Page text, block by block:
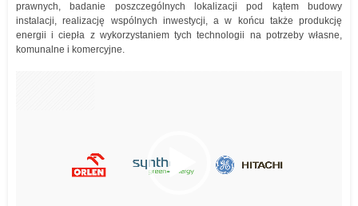
prawnych, badanie poszczególnych lokalizacji pod kątem budowy
instalacji, realizację wspólnych inwestycji, a w końcu także produkcję
energii i ciepła z wykorzystaniem tych technologii na potrzeby własne,
komunalne i komercyjne.